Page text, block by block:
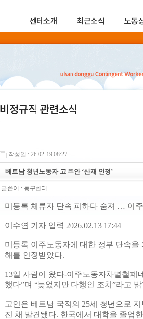
센터소개 최근소식 노동
비정규직 관련소식
작성일 : 26-02-19 08:27
베트남 청년노동자 고 뚜안 ‘산재 인정’
글쓴이 : 동구센터
미등록 체류자 단속 피하다 숨져 … 이
이수연 기자 입력 2026.02.13 17:44
미등록 이주노동자에 대한 정부 단속
해를 인정받았다.
13일 사람이 왔다-이주노동자차별철폐
했다”며 “늦었지만 다행인 조치”라고
고인은 베트남 국적의 25세 청년으로
진 채 발견됐다. 한국에서 대학을 졸업